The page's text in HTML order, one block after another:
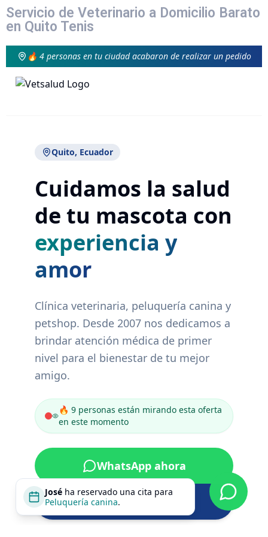
Servicio de Veterinario a Domicilio Barato
en Quito Tenis